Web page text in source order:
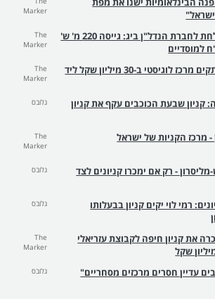
Marker
הנפקה מוצלחת לחברת הנדל"ן ביג: גייסה 220 מ' ש'
למוסדיים
The
Marker
סופר פארם תקים מרכז לוגיסטי ב-30 מיליון שקל ליד
The
Marker
קניון שבעת הכוכבים עקף את קניון
גלובס
- מרכז הקניות של ישראל
The
Marker
מליסרון - רק אם ימכרו קניונים לצד
גלובס
רמי לוי יקים קניון בבעלותו
גלובס
את קניון חיפה לקבוצת עזריאלי
The
Marker
עדיין חסרים מרכזים מסחריים" גלובס